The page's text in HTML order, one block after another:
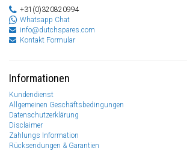
+31(0)320820994
Whatsapp Chat
info@dutchspares.com
Kontakt Formular
Informationen
Kundendienst
Allgemeinen Geschäftsbedingungen
Datenschutzerklärung
Disclaimer
Zahlungs Information
Rücksendungen & Garantien